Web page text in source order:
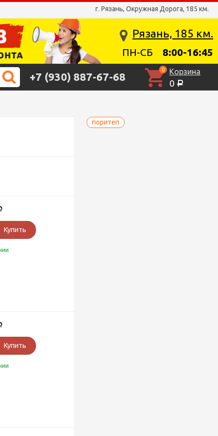
г. Рязань, Окружная Дорога, 185 км.
Рязань, 185 км.
ПН-СБ 8:00-16:45
+7 (930) 887-67-68
0 Корзина
0 Р
поритеп
Купить
Купить